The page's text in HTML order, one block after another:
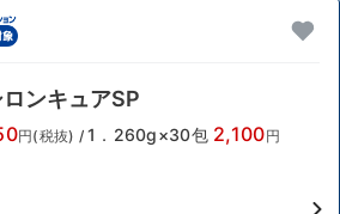
ンキュアSP
円(税抜) / 1．260g×30包 2,100円